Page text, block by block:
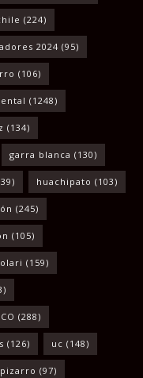
(224)
2024 (95)
(106)
(1248)
(134)
garra blanca (130)
huachipato (103)
(245)
(105)
(159)
(288)
(126) uc (148)
(97)